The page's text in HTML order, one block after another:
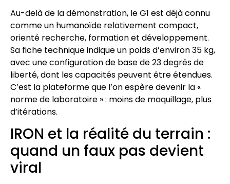
Au-delà de la démonstration, le G1 est déjà connu
comme un humanoïde relativement compact,
orienté recherche, formation et développement.
Sa fiche technique indique un poids d’environ 35 kg,
avec une configuration de base de 23 degrés de
liberté, dont les capacités peuvent être étendues.
C’est la plateforme que l’on espère devenir la «
norme de laboratoire » : moins de maquillage, plus
d’itérations.
IRON et la réalité du terrain :
quand un faux pas devient
viral